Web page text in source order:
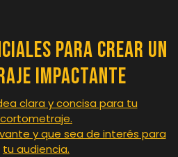
para Crear un
Impactante
clara y concisa para tu
cortometraje.
y que sea de interés para
tu audiencia.